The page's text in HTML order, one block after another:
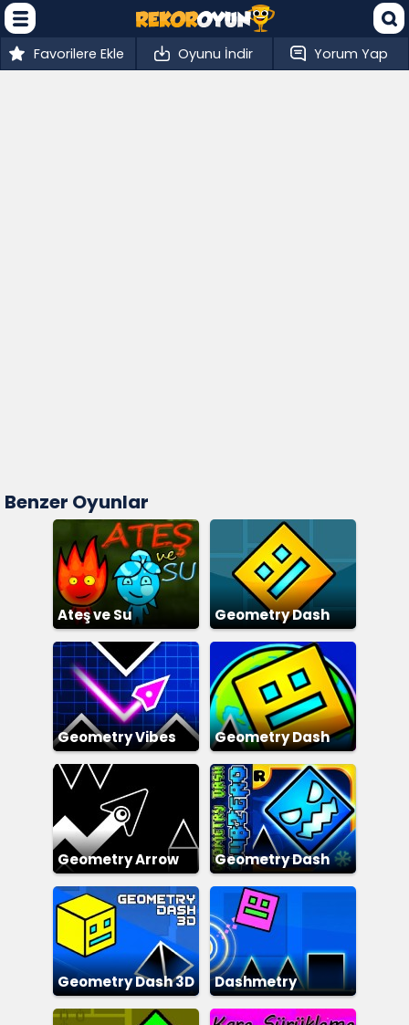
Favorilere Ekle Oyunu İndir Yorum Yap
Benzer Oyunlar
Ateş ve Su Geometry Dash
Geometry Vibes
Geometry Dash
World
Geometry Arrow
Geometry Dash
Subzero
Geometry Dash 3D Dashmetry